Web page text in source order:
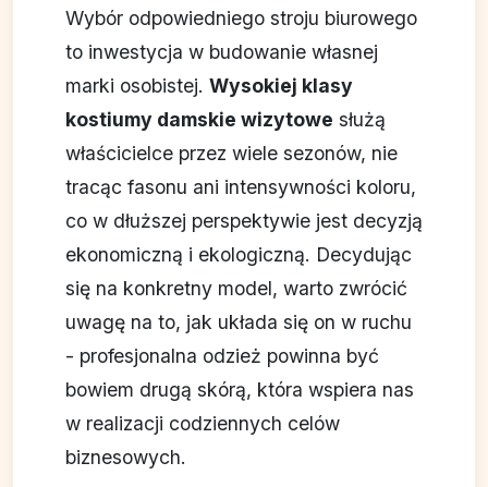
Wybór odpowiedniego stroju biurowego
to inwestycja w budowanie własnej
marki osobistej. Wysokiej klasy
kostiumy damskie wizytowe służą
właścicielce przez wiele sezonów, nie
tracąc fasonu ani intensywności koloru,
co w dłuższej perspektywie jest decyzją
ekonomiczną i ekologiczną. Decydując
się na konkretny model, warto zwrócić
uwagę na to, jak układa się on w ruchu
- profesjonalna odzież powinna być
bowiem drugą skórą, która wspiera nas
w realizacji codziennych celów
biznesowych.